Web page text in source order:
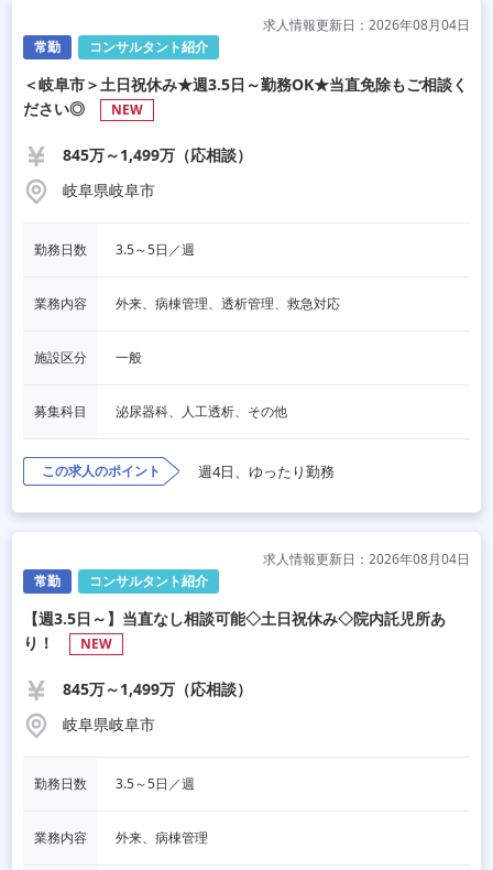
常勤 コンサルタント紹介
求人情報更新日：2026年08月04日
＜岐阜市＞土日祝休み★週3.5日～勤務OK★当直免除もご相談く
ださい◎
NEW
845万～1,499万（応相談）
岐阜県岐阜市
勤務日数 3.5～5日／週
業務内容 外来、病棟管理、透析管理、救急対応
施設区分 一般
募集科目 泌尿器科、人工透析、その他
この求人のポイント 週4日、ゆったり勤務
常勤 コンサルタント紹介
求人情報更新日：2026年08月04日
【週3.5日～】当直なし相談可能◇土日祝休み◇院内託児所あ
り！
NEW
845万～1,499万（応相談）
岐阜県岐阜市
勤務日数 3.5～5日／週
業務内容 外来、病棟管理